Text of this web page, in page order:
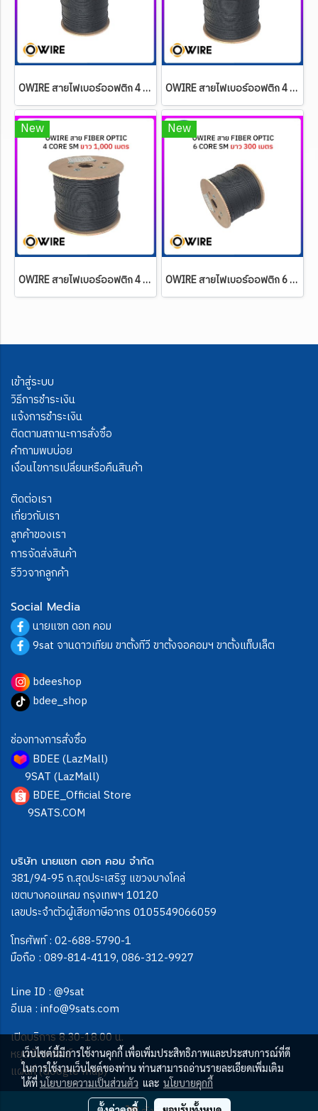
OWIRE สายไฟเบอร์ออฟติก 4 Core SM ยาว 400 เมตร OWIRE สายไฟเบอร์ออฟติก 4 Core SM ยาว 500 เมตร
New
OWIRE สายไฟเบอร์ออฟติก 4 Core SM ยาว 1,000 เมตร
New
OWIRE สายไฟเบอร์ออฟติก 6 Core SM ยาว 300 เมตร
เข้าสู่ระบบ
วิธีการชำระเงิน
แจ้งการชำระเงิน
ติดตามสถานะการสั่งซื้อ
คำถามพบบ่อย
เงื่อนไขการเปลี่ยนหรือคืนสินค้า
ติดต่อเรา
เกี่ยวกับเรา
ลูกค้าของเรา
การจัดส่งสินค้า
รีวิวจากลูกค้า
Social Media
นายแซท ดอท คอม
9sat จานดาวเทียม ขาตั้งทีวี ขาตั้งจอคอมฯ ขาตั้งแท็บเล็ต
bdeeshop
bdee_shop
ช่องทางการสั่งซื้อ
BDEE (LazMall)
9SAT (LazMall)
BDEE_Official Store
9SATS.COM
บริษัท นายแซท ดอท คอม จำกัด
381/94-95 ถ.สุดประเสริฐ แขวงบางโคล่
เขตบางคอแหลม กรุงเทพฯ 10120
เลขประจำตัวผู้เสียภาษีอากร 0105549066059
โทรศัพท์ : 02-688-5790-1
มือถือ : 089-814-4119, 086-312-9927
Line ID : @9sat
อีเมล : info@9sats.com
เปิดบริการ 8.30-18.00 น.
หยุดวันอาทิตย์
แผนที่ (Google map)
เว็บไซต์นี้มีการใช้งานคุกกี้ เพื่อเพิ่มประสิทธิภาพและประสบการณ์ที่ดี
ในการใช้งานเว็บไซต์ของท่าน ท่านสามารถอ่านรายละเอียดเพิ่มเติม
ได้ที่นโยบายความเป็นส่วนตัว และ นโยบายคุกกี้